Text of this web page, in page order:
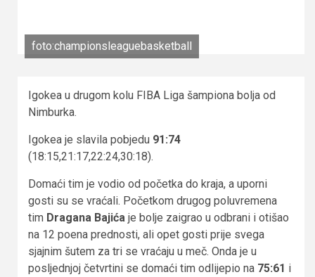
foto:championsleaguebasketball
Igokea u drugom kolu FIBA Liga šampiona bolja od
Nimburka.
Igokea je slavila pobjedu 91:74
(18:15,21:17,22:24,30:18).
Domaći tim je vodio od početka do kraja, a uporni
gosti su se vraćali. Početkom drugog poluvremena
tim Dragana Bajića je bolje zaigrao u odbrani i otišao
na 12 poena prednosti, ali opet gosti prije svega
sjajnim šutem za tri se vraćaju u meč. Onda je u
posljednjoj četvrtini se domaći tim odlijepio na 75:61 i